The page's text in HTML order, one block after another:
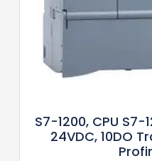
S7-1200, CPU S7-
24VDC, 10DO